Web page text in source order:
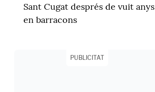
Sant Cugat després de vuit anys
en barracons
PUBLICITAT